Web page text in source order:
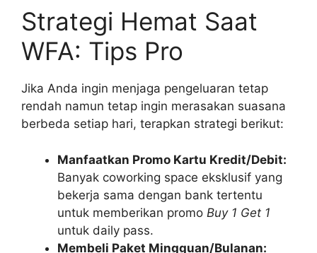
Strategi Hemat Saat
WFA: Tips Pro
Jika Anda ingin menjaga pengeluaran tetap
rendah namun tetap ingin merasakan suasana
berbeda setiap hari, terapkan strategi berikut:
Manfaatkan Promo Kartu Kredit/Debit:
Banyak coworking space eksklusif yang
bekerja sama dengan bank tertentu
untuk memberikan promo Buy 1 Get 1
untuk daily pass.
Membeli Paket Mingguan/Bulanan: